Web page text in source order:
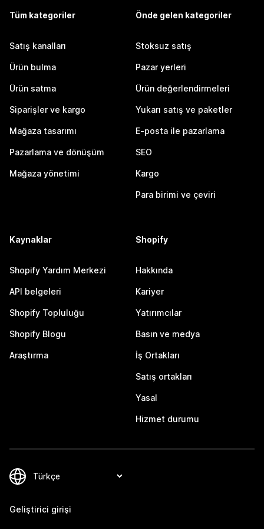
Tüm kategoriler
Satış kanalları
Ürün bulma
Ürün satma
Siparişler ve kargo
Mağaza tasarımı
Pazarlama ve dönüşüm
Mağaza yönetimi
Önde gelen kategoriler
Stoksuz satış
Pazar yerleri
Ürün değerlendirmeleri
Yukarı satış ve paketler
E-posta ile pazarlama
SEO
Kargo
Para birimi ve çeviri
Kaynaklar
Shopify Yardım Merkezi
API belgeleri
Shopify Topluluğu
Shopify Blogu
Araştırma
Shopify
Hakkında
Kariyer
Yatırımcılar
Basın ve medya
İş Ortakları
Satış ortakları
Yasal
Hizmet durumu
Geliştirici girişi